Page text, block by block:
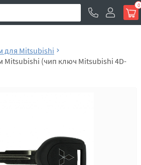
0
для Mitsubishi
Mitsubishi (чип ключ Mitsubishi 4D-